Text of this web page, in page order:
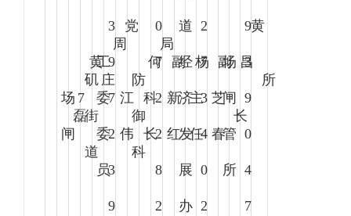
7
黄
场
闸
庄
磊
周
矶
街
道
党
工
委
委
员
3
9
7
2
3
9
何
江
伟
局
防
御
科
副
科
长
0
7
2
2
8
2
杨
新
红
道
经
济
发
展
办
副
主
任
2
7
3
4
0
2
昌
芝
春
黄
场
闸
管
所
所
长
9
3
9
0
4
7